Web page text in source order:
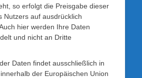
so erfolgt die Preisgabe dieser
Nutzers auf ausdrücklich
hier werden Ihre Daten
und nicht an Dritte
Daten findet ausschließlich in
der Europäischen Union